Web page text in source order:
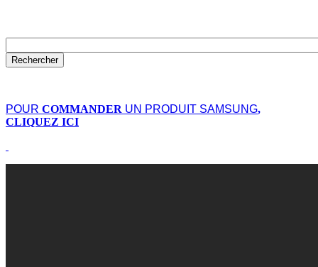
POUR COMMANDER UN PRODUIT SAMSUNG,
CLIQUEZ ICI